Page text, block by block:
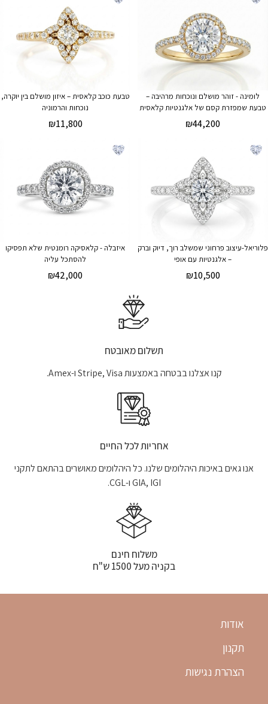
לומינה - זוהר מושלם ונוכחות מרהיבה –
טבעת שמפזרת קסם של אלגנטיות קלאסית
₪44,200
טבעת כוכב קלאסית – איזון מושלם בין יוקרה,
נוכחות והרמוניה
₪11,800
פלוריאל-עיצוב פרחוני שמשלב רוך, דיוק וברק
– אלגנטיות עם אופי
₪10,500
איזבלה - קלאסיקה רומנטית שלא תפסיקו
להסתכל עליה
₪42,000
תשלום מאובטח
קנו אצלנו בבטחה באמצעות Stripe, Visa ו-Amex.
אחריות לכל החיים
אנו גאים באיכות היהלומים שלנו. כל היהלומים מאושרים בהתאם לתקני
GIA, IGI ו-CGL.
משלוח חינם
בקניה מעל 1500 ש"ח
אודות
תקנון
הצהרת נגישות